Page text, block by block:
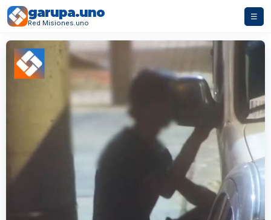
garupa.uno
Red Misiones.uno
☰